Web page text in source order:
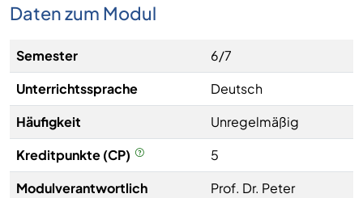
Daten zum Modul
Semester
6/7
Unterrichtssprache
Deutsch
Häufigkeit
Unregelmäßig
Kreditpunkte (CP)
5
Modulverantwortlich
Prof. Dr. Peter